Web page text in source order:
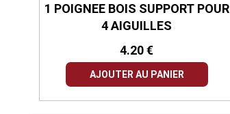
1 POIGNEE BOIS SUPPORT POUR
4 AIGUILLES
4.20 €
AJOUTER AU PANIER